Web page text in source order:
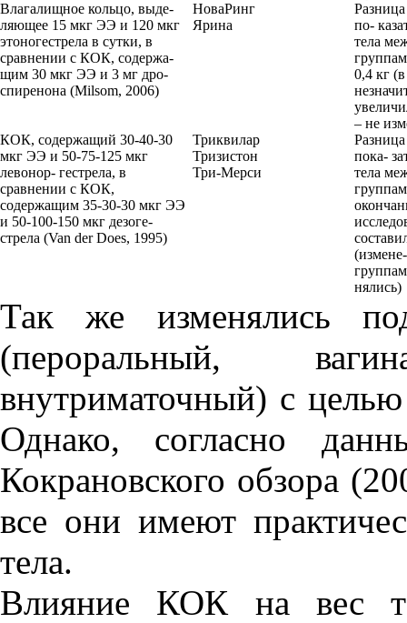
Влагалищное кольцо, выде-
ляющее 15 мкг ЭЭ и 120 мкг
этоногестрела в сутки, в
сравнении с КОК, содержа-
щим 30 мкг ЭЭ и 3 мг дро-
спиренона (Milsom, 2006)
НоваРинг
Ярина
по-
тела
0,4 кг
– не
КОК, содержащий 30-40-30
мкг ЭЭ и 50-75-125 мкг
левонор- гестрела, в
сравнении с КОК,
содержащим 35-30-30 мкг ЭЭ
и 50-100-150 мкг дезоге-
стрела (Van der Does, 1995)
Триквилар
Тризистон
Три-Мерси
пока-
тела
нялись)
Так же изменялись
(пероральный,
внутриматочный) с
Однако, согласно
Кокрановского обзора
все они имеют
тела.
Влияние КОК на вес